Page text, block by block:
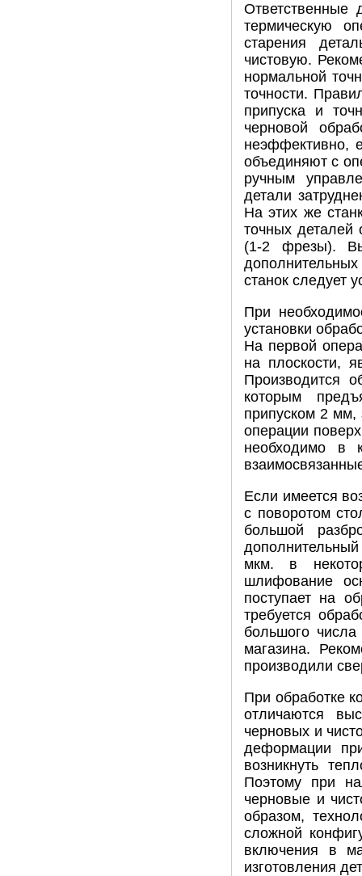
Ответственные
термическую
старения
чистовую.
нормальной
точности.
припуска и
черновой
неэффективно,
объединяют с
ручным
детали
На этих же
точных деталей
(1-2 фрезы).
дополнительных
станок следует
При
установки
На первой
на плоскости,
Производится
которым
припуском 2 мм,
операции
необходимо в
Если имеется
с поворотом
большой
мкм. в
шлифование
поступает на
требуется
большого числа
магазина.
производили
При обработке
отличаются
черновых и
деформации
возникнуть
Поэтому при
черновые и
образом,
сложной
включения в
изготовления